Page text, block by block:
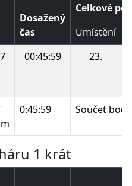
Dosažený
čas
Celkové
Umístění
7 00:45:59 23.
0:45:59 Součet
1 krát